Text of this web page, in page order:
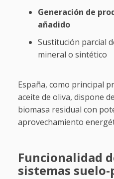
Generación de
añadido
Sustitución parcial
mineral o sintético
España, como principal
aceite de oliva, dispone
biomasa residual con
aprovechamiento
Funcionalidad
sistemas